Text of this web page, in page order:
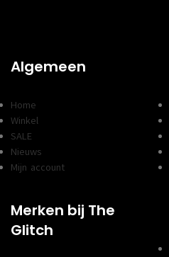
Algemeen
Home
Winkel
SALE
Nieuws
Mijn account
Merken bij The
Glitch